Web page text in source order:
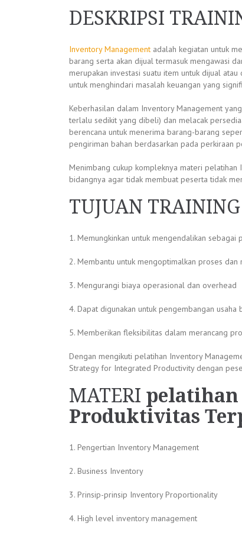
DESKRIPSI
Inventory Management adalah kegiatan untuk
barang serta akan dijual termasuk mengawasi
merupakan investasi suatu item untuk dijual
untuk menghindari masalah keuangan yang
Keberhasilan dalam Inventory Management
terlalu sedikit yang dibeli) dan melacak
berencana untuk menerima barang-barang
pengiriman bahan berdasarkan pada perkiraan
Menimbang cukup kompleknya materi
bidangnya agar tidak membuat peserta tidak
TUJUAN
1. Memungkinkan untuk mengendalikan
2. Membantu untuk mengoptimalkan proses
3. Mengurangi biaya operasional dan overhead
4. Dapat digunakan untuk pengembangan
5. Memberikan fleksibilitas dalam merancang
Dengan mengikuti pelatihan Inventory
Strategy for Integrated Productivity dengan
MATERI
Produktivitas
1. Pengertian Inventory Management
2. Business Inventory
3. Prinsip-prinsip Inventory Proportionality
4. High level inventory management